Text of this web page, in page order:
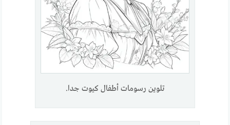
تلوين رسومات أطفال كيوت جدا.